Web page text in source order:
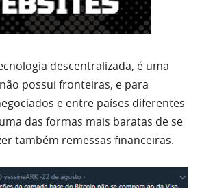
descentralizada, é uma
possui fronteiras, e para
e entre países diferentes
das formas mais baratas de se
também remessas financeiras.